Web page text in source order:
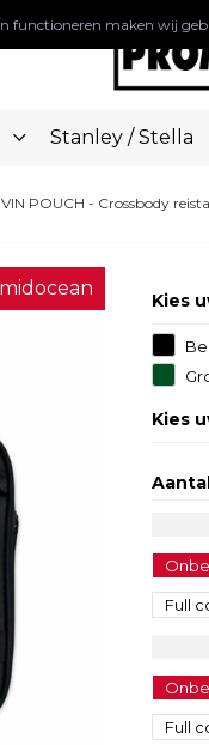
Stanley / Stella
POUCH - Crossbody
midocean
Kies
Kies
Full
Full
functioneren maken wij